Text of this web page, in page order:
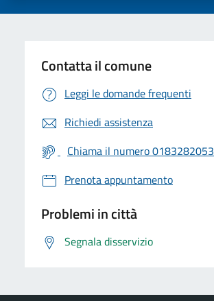
Contatta il comune
Leggi le domande frequenti
Richiedi assistenza
Chiama il numero 0183282053
Prenota appuntamento
Problemi in città
Segnala disservizio